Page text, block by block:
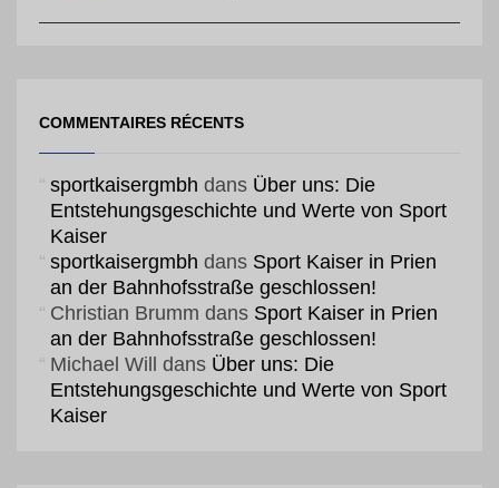
COMMENTAIRES RÉCENTS
sportkaisergmbh dans Über uns: Die
Entstehungsgeschichte und Werte von Sport
Kaiser
sportkaisergmbh dans Sport Kaiser in Prien
an der Bahnhofsstraße geschlossen!
Christian Brumm dans Sport Kaiser in Prien
an der Bahnhofsstraße geschlossen!
Michael Will
dans Über uns: Die
Entstehungsgeschichte und Werte von Sport
Kaiser